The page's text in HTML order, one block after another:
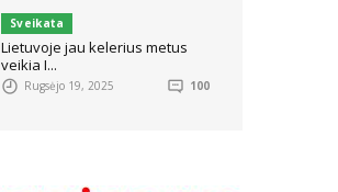
Sveikata
Lietuvoje jau kelerius metus
veikia I...
Rugsėjo 19, 2025 100